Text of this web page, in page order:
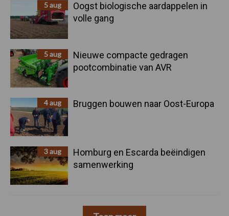
5 aug
Oogst biologische aardappelen in
volle gang
5 aug
Nieuwe compacte gedragen
pootcombinatie van AVR
4 aug Bruggen bouwen naar Oost-Europa
3 aug
Homburg en Escarda beëindigen
samenwerking